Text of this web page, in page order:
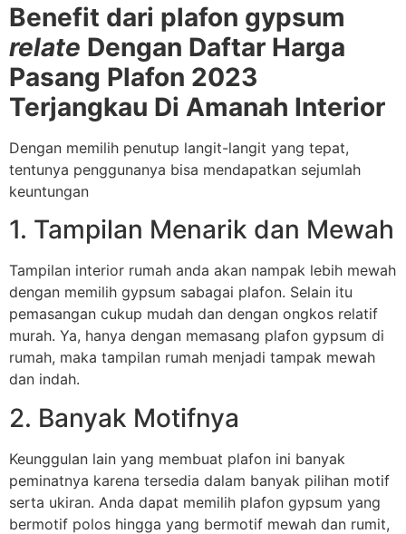
Benefit dari plafon gypsum
relate Dengan Daftar Harga
Pasang Plafon 2023
Terjangkau Di Amanah Interior
Dengan memilih penutup langit-langit yang tepat,
tentunya penggunanya bisa mendapatkan sejumlah
keuntungan
1. Tampilan Menarik dan Mewah
Tampilan interior rumah anda akan nampak lebih mewah
dengan memilih gypsum sabagai plafon. Selain itu
pemasangan cukup mudah dan dengan ongkos relatif
murah. Ya, hanya dengan memasang plafon gypsum di
rumah, maka tampilan rumah menjadi tampak mewah
dan indah.
2. Banyak Motifnya
Keunggulan lain yang membuat plafon ini banyak
peminatnya karena tersedia dalam banyak pilihan motif
serta ukiran. Anda dapat memilih plafon gypsum yang
bermotif polos hingga yang bermotif mewah dan rumit,